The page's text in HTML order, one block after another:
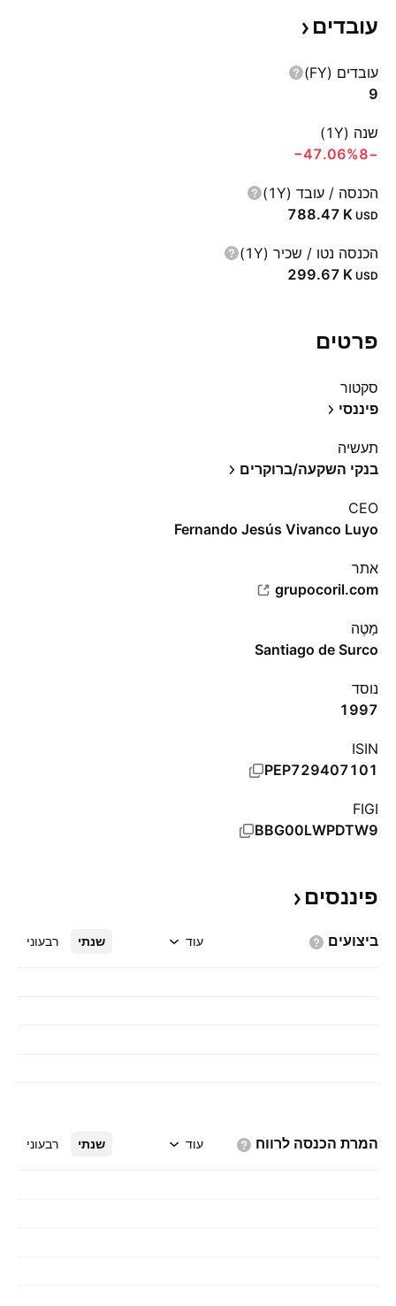
עובדים
עובדים (FY)
9
שנה (1Y)
−8
‪−47.06%‬
הכנסה / עובד (1Y)
‪788.47 K‬ USD
הכנסה נטו / שכיר (1Y)
‪299.67 K‬ USD
פרטים
סקטור
פיננסי
תעשיה
בנקי השקעה/ברוקרים
CEO
Fernando Jesús Vivanco Luyo
אתר‏
grupocoril.com
מַטֶה
Santiago de Surco
נוסד
1997
ISIN
PEP729407101
FIGI
BBG00LWPDTW9
פיננסים
ביצועים שנתי רבעוני עוד
המרת הכנסה לרווח שנתי רבעוני עוד